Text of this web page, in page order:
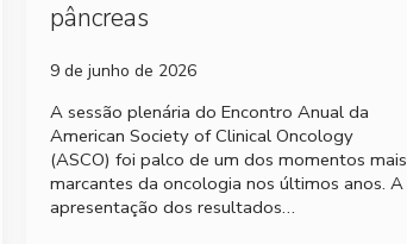
pâncreas
9 de junho de 2026
A sessão plenária do Encontro Anual da
American Society of Clinical Oncology
(ASCO) foi palco de um dos momentos mais
marcantes da oncologia nos últimos anos. A
apresentação dos resultados…